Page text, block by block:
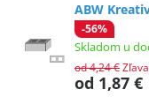
ABW
-56%
Skladom u
od 1,87 €
od 4,24 €